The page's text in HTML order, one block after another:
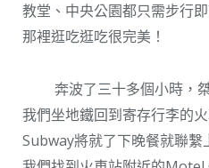
教堂、中央公園都只需步行
那裡逛吃逛吃很完美！
奔波了三十多個小時，桀
我們坐地鐵回到寄存行李的
Subway將就了下晚餐就聯